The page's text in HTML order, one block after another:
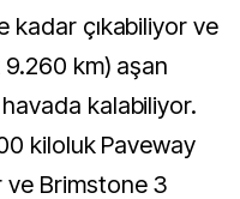
kadar çıkabiliyor ve
9.260 km) aşan
kalabiliyor.
kiloluk Paveway
ve Brimstone 3